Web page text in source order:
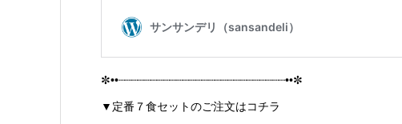
✼••┈┈┈┈┈┈┈┈┈┈┈┈┈┈┈┈┈┈┈┈┈┈┈┈┈┈••✼
▼定番７食セットのご注文はコチラ